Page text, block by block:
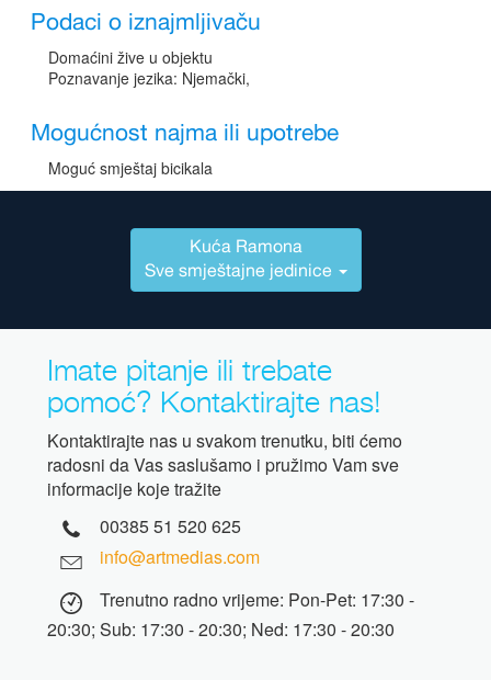
Podaci o iznajmljivaču
Domaćini žive u objektu
Poznavanje jezika: Njemački,
Mogućnost najma ili upotrebe
Moguć smještaj bicikala
Kuća Ramona
Sve smještajne jedinice
Imate pitanje ili trebate
pomoć? Kontaktirajte nas!
Kontaktirajte nas u svakom trenutku, biti ćemo
radosni da Vas saslušamo i pružimo Vam sve
informacije koje tražite
00385 51 520 625
info@artmedias.com
Trenutno radno vrijeme: Pon-Pet: 17:30 -
20:30; Sub: 17:30 - 20:30; Ned: 17:30 - 20:30